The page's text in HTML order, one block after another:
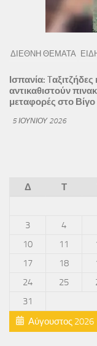
ΔΙΕΘΝΗ ΘΕΜΑΤΑ
Ισπανία:
αντικαθιστούν
μεταφορές στο Βίγο
5 ΙΟΥΝΊΟΥ 2026
Αύγουστος 2026
Δ Τ
3
4
10
11
17
18
24
25
31